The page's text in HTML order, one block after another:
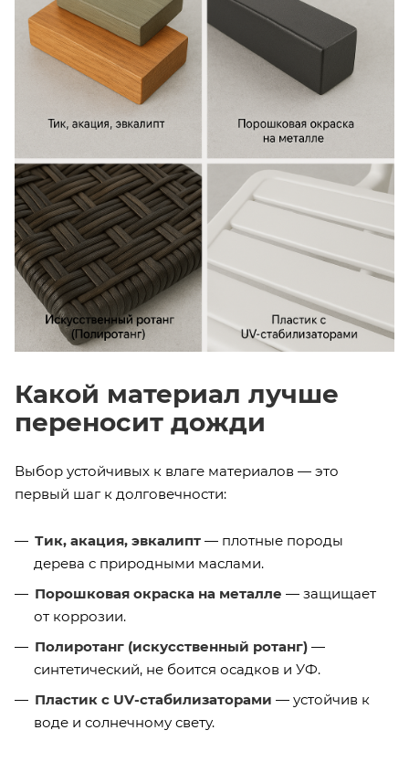
Какой материал лучше
переносит дожди
Выбор устойчивых к влаге материалов — это
первый шаг к долговечности:
Тик, акация, эвкалипт — плотные породы
дерева с природными маслами.
Порошковая окраска на металле — защищает
от коррозии.
Полиротанг (искусственный ротанг) —
синтетический, не боится осадков и УФ.
Пластик с UV-стабилизаторами — устойчив к
воде и солнечному свету.